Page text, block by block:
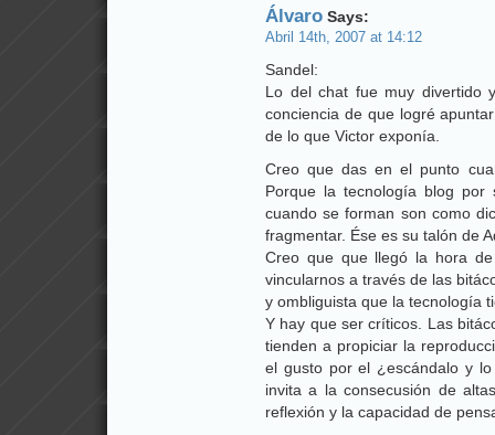
Álvaro Says:
Abril 14th, 2007 at 14:12
Sandel:
Lo del chat fue muy divertido
conciencia de que logré
de lo que Victor exponía.
Creo que das en el punto
Porque la tecnología blog
cuando se forman son como
fragmentar. Ése es su talón de
Creo que que llegó la hora
vincularnos a través de las
y ombliguista que la tecnología
Y hay que ser críticos. Las
tienden a propiciar la
el gusto por el ¿escándalo y
invita a la consecusión de
reflexión y la capacidad de